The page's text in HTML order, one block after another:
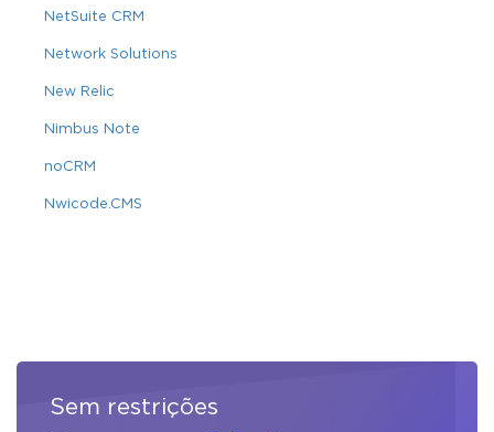
NetSuite CRM
Network Solutions
New Relic
Nimbus Note
noCRM
Nwicode.CMS
Sem restrições